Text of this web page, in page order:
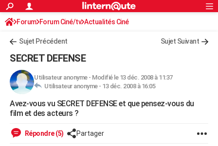
ACTUALITÉS
Politique
Société
Faits Divers
Education
Monde
Villes
+
FINANCE
Retraite
Impôts
Epargne
Immobilier
Risques naturels par ville
Banque
Assurance
Crédit
AUTO
Essais
Réserver un essai
Citadines
Berlines
SUV
Forum auto
+HIGH-TECH
Mobiles
Meilleur smartphone
Internet
Ordinateurs
Jeux vidéo
Guide high-tech
BRICOLAGE
S'inscrire
Connexion
Forum Forum Ciné/tv Actualités Ciné
Sujet Précédent Sujet Suivant
SECRET DEFENSE
Utilisateur anonyme- Modifié le 13 déc. 2008 à 11:37
Utilisateur anonyme - 13 déc. 2008 à 16:05
Avez-vous vu SECRET DEFENSE et que pensez-vous du
film et des acteurs ?
Répondre (5) Partager